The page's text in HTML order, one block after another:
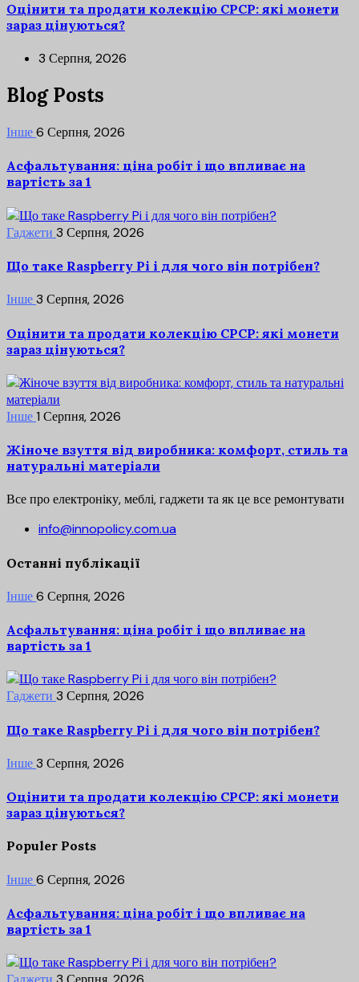
Оцінити та продати колекцію СРСР: які монети
зараз цінуються?
3 Серпня, 2026
Blog Posts
Інше6 Серпня, 2026
Асфальтування: ціна робіт і що впливає на
вартість за 1
Гаджети 3 Серпня, 2026
Що таке Raspberry Pi і для чого він потрібен?
Інше3 Серпня, 2026
Оцінити та продати колекцію СРСР: які монети
зараз цінуються?
Інше1 Серпня, 2026
Жіноче взуття від виробника: комфорт, стиль та
натуральні матеріали
Все про електроніку, меблі, гаджети та як це все ремонтувати
info@innopolicy.com.ua
Останні публікації
Інше6 Серпня, 2026
Асфальтування: ціна робіт і що впливає на
вартість за 1
Гаджети 3 Серпня, 2026
Що таке Raspberry Pi і для чого він потрібен?
Інше3 Серпня, 2026
Оцінити та продати колекцію СРСР: які монети
зараз цінуються?
Populer Posts
Інше6 Серпня, 2026
Асфальтування: ціна робіт і що впливає на
вартість за 1